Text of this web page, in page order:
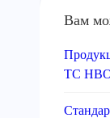
Вам
ТС